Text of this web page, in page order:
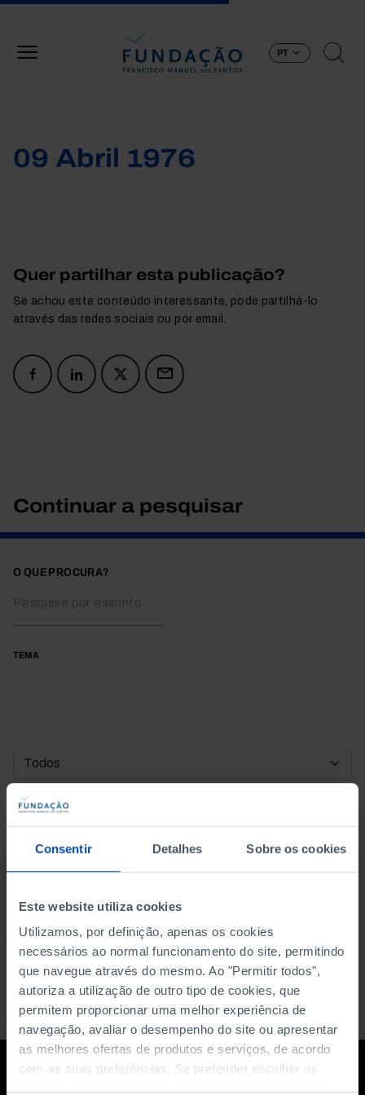
Consentir Detalhes Sobre os cookies
Este website utiliza cookies
Utilizamos, por definição, apenas os cookies
necessários ao normal funcionamento do site, permitindo
que navegue através do mesmo. Ao "Permitir todos",
autoriza a utilização de outro tipo de cookies, que
permitem proporcionar uma melhor experiência de
navegação, avaliar o desempenho do site ou apresentar
as melhores ofertas de produtos e serviços, de acordo
com as suas preferências. Se pretender escolher os
PT
09 Abril 1976
Quer partilhar esta publicação?
Se achou este conteúdo interessante, pode partilhá-lo
através das redes sociais ou por email.
Continuar a pesquisar
O QUE PROCURA?
TEMA
DATA DE INÍCIO
DATA DE FIM